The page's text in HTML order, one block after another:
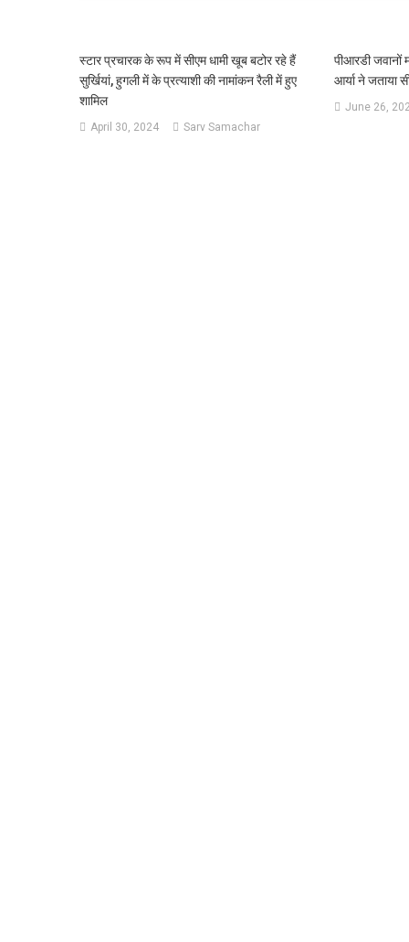
स्टार प्रचारक के रूप में सीएम धामी खूब बटोर रहे हैं
सुर्खियां, हुगली में के प्रत्याशी की नामांकन रैली में हुए
शामिल
April 30, 2024 Sarv Samachar
पीआरडी जवानों
आर्या ने जताया
June 26,